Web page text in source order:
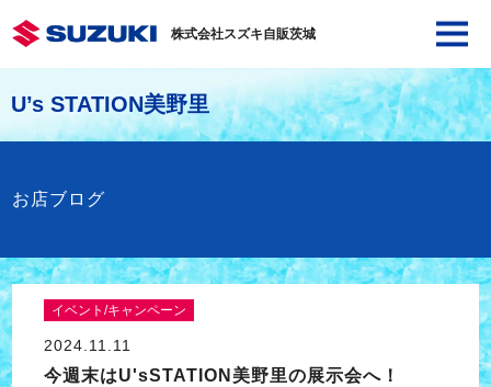
株式会社スズキ自販茨城
U’s STATION美野里
お店ブログ
イベント/キャンペーン
2024.11.11
今週末はU'sSTATION美野里の展示会へ！